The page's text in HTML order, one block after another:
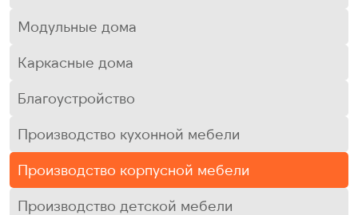
Модульные дома
Каркасные дома
Благоустройство
Производство кухонной мебели
Производство корпусной мебели
Производство детской мебели